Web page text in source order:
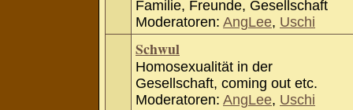
Familie, Freunde, Gesellschaft
Moderatoren: AngLee, Uschi
Schwul
Homosexualität in der
Gesellschaft, coming out etc.
Moderatoren: AngLee, Uschi